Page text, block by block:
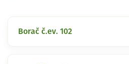
Borač č.ev. 102